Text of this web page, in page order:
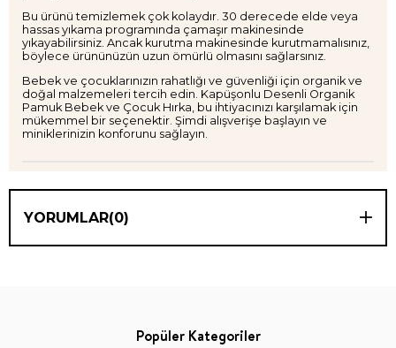
Bu ürünü temizlemek çok kolaydır. 30 derecede elde veya
hassas yıkama programında çamaşır makinesinde
yıkayabilirsiniz. Ancak kurutma makinesinde kurutmamalısınız,
böylece ürününüzün uzun ömürlü olmasını sağlarsınız.
Bebek ve çocuklarınızın rahatlığı ve güvenliği için organik ve
doğal malzemeleri tercih edin. Kapüşonlu Desenli Organik
Pamuk Bebek ve Çocuk Hırka, bu ihtiyacınızı karşılamak için
mükemmel bir seçenektir. Şimdi alışverişe başlayın ve
miniklerinizin konforunu sağlayın.
YORUMLAR(0)
Popüler Kategoriler